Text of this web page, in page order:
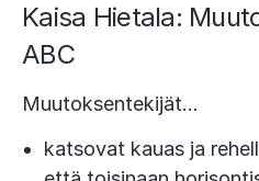
Kaisa Hietala:
ABC
Muutoksentekijät…
katsovat kauas ja